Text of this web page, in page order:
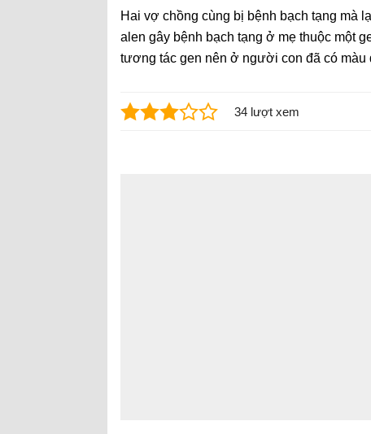
Hai vợ chồng cùng bị bệnh bạch tạng mà
alen gây bệnh bạch tạng ở mẹ thuộc một
tương tác gen nên ở người con đã có màu
34 lượt xem